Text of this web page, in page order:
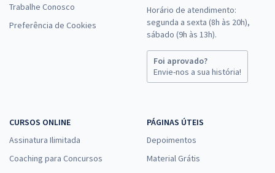
Trabalhe Conosco
Preferência de Cookies
Horário de atendimento:
segunda a sexta (8h às 20h),
sábado (9h às 13h).
Foi aprovado?
Envie-nos a sua história!
CURSOS ONLINE
Assinatura Ilimitada
Coaching para Concursos
PÁGINAS ÚTEIS
Depoimentos
Material Grátis